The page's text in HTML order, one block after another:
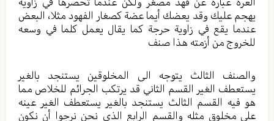
يهجم عليك وقد يعضك أيما عضة كصغار الفهود مثلا، البعض
عندما يقع في زاوية حرجة كما يقال يعمل كلما في وسعه
للخروج من أزمته هذا صنف
والصنف الثالث يتوجه الى المخلوقين يستنجد بالغير
يستعطف الغير القسم الثاني قد يرتكب الجرائم للخلاص مما
هو فيه القسم الثالث يستنجد بالغير يستعطف الغير عينه
على مخلوق مثله والقسم الرابع الذي نحن نرجوا أن نكون